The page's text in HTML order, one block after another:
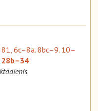
81, 6c–8a. 8bc–9. 10–
28b–34